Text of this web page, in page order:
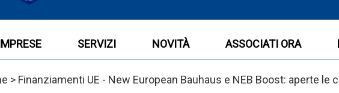
SERVIZI NOVITÀ ASSOCIATI ORA
> Finanziamenti UE - New European Bauhaus e NEB Boost: aperte le